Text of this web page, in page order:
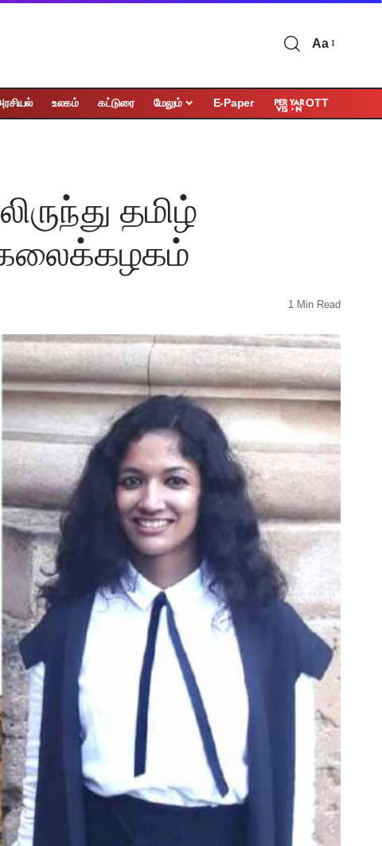
Aa
உலகம் கட்டுரை மேலும் E-Paper OTT
தமிழ்
1 Min Read